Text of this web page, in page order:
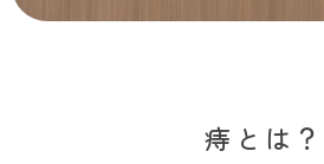
痔とは？